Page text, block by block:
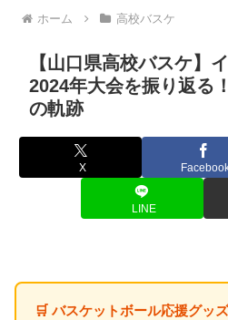
ホーム 高校バスケ
【山口県高校バスケ】
2024年大会を振り返る
の軌跡
X
LINE
🛒 バスケットボール応援グッ